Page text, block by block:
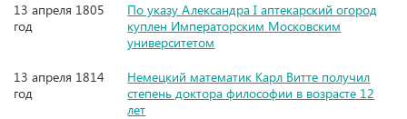
13 апреля 1805
год
По указу Александра I аптекарский огород
куплен Императорским Московским
университетом
13 апреля 1814
год
Немецкий математик Карл Витте получил
степень доктора философии в возрасте 12
лет